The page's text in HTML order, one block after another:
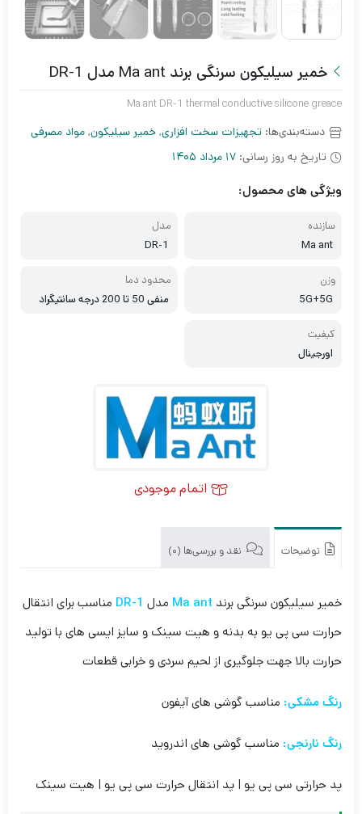
خمیر سیلیکون سرنگی برند Ma ant مدل DR-1
Ma ant DR-1 thermal conductive silicone greace
دسته‌بندی‌ها: تجهیزات سخت افزاری, خمیر سیلیکون, مواد مصرفی
تاریخ به روز رسانی: 17 مرداد 1405
ویژگی های محصول:
سازنده
Ma ant
مدل
DR-1
وزن
5G+5G
محدود دما
منفی 50 تا 200 درجه سانتیگراد
کیفیت
اورجینال
اتمام موجودی
توضیحات نقد و بررسی‌ها (0)
خمیر سیلیکون سرنگی برند Ma ant مدل DR-1 مناسب برای انتقال
حرارت سی پی یو به بدنه و هیت سینک و سایز ایسی های با تولید
حرارت بالا جهت جلوگیری از لحیم سردی و خرابی قطعات
رنگ مشکی: مناسب گوشی های آیفون
رنگ نارنجی: مناسب گوشی های اندروید
پد حرارتی سی پی یو | پد انتقال حرارت سی پی یو | هیت سینک